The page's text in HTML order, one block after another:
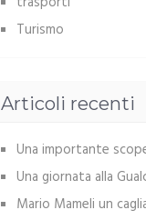
Turismo
Articoli recenti
Una importante
Una giornata alla
Mario Mameli un